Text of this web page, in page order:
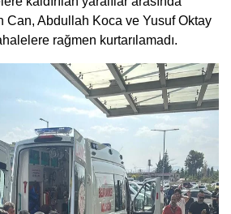
Can, Abdullah Koca ve Yusuf Oktay
rağmen kurtarılamadı.